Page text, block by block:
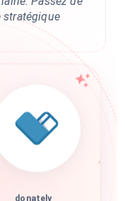
stratégique
donately